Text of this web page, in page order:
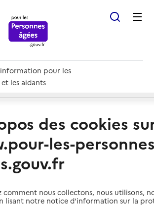
pour les
et les aidants
domicile (aide) par département
autonomie à domicile (aide)
: liste des
à domicile
des cookies
les-
comment nous collectons, nous utilisons,
lisant notre notice d’information sur la